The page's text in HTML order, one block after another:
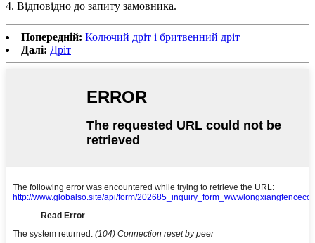
4. Відповідно до запиту замовника.
Попередній: Колючий дріт і бритвенний дріт
Далі: Дріт